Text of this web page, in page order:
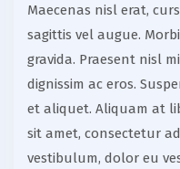
Maecenas nisl erat,
sagittis vel augue.
gravida. Praesent nisl
dignissim ac eros.
et aliquet. Aliquam at
sit amet, consectetur
vestibulum, dolor eu